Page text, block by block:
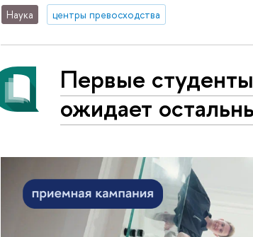
Наука центры превосходства
Первые
ожидает